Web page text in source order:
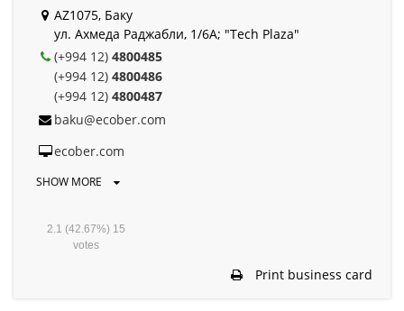
AZ1075, Баку
ул. Ахмеда Раджабли, 1/6А; "Tech Plaza"
(+994 12) 4800485
(+994 12) 4800486
(+994 12) 4800487
baku@ecober.com
ecober.com
SHOW MORE
2.1 (42.67%) 15
votes
Print business card